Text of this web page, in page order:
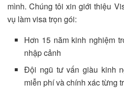
mình. Chúng tôi xin giới thiệu
vụ làm visa trọn gói:
Hơn 15 năm kinh nghiệm
nhập cảnh
Đội ngũ tư vấn giàu kinh
miễn phí và chính xác từng